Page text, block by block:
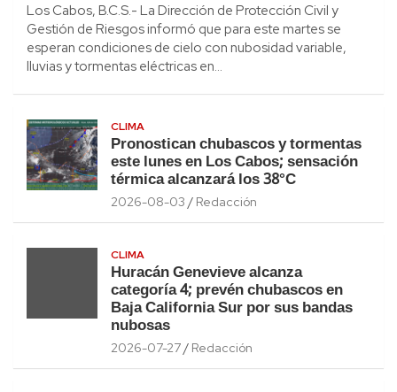
Los Cabos, B.C.S.- La Dirección de Protección Civil y
Gestión de Riesgos informó que para este martes se
esperan condiciones de cielo con nubosidad variable,
lluvias y tormentas eléctricas en…
CLIMA
Pronostican chubascos y tormentas
este lunes en Los Cabos; sensación
térmica alcanzará los 38°C
2026-08-03 Redacción
CLIMA
Huracán Genevieve alcanza
categoría 4; prevén chubascos en
Baja California Sur por sus bandas
nubosas
2026-07-27 Redacción